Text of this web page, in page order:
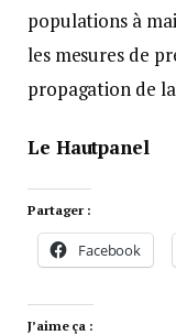
populations à
les mesures de
propagation de
Le Hautpanel
Partager :
Facebook
J’aime ça :